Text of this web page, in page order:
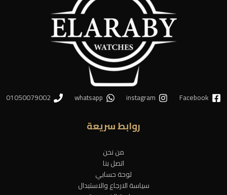
Facebook
instagram
whatsapp
01050079002
روابط سريعة
من نحن
اتصل بنا
لوحة حسابي
سياسة الارجاع والاستبدال